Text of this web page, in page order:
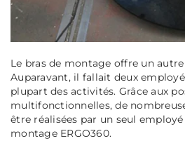
Le bras de montage offre un
Auparavant, il fallait deux
plupart des activités. Grâce aux
multifonctionnelles, de
être réalisées par un seul
montage ERGO360.